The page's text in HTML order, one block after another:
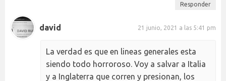
Responder
david 21 junio, 2021 a las 5:41 pm
La verdad es que en lineas generales esta
siendo todo horroroso. Voy a salvar a Italia
y a Inglaterra que corren y presionan, los